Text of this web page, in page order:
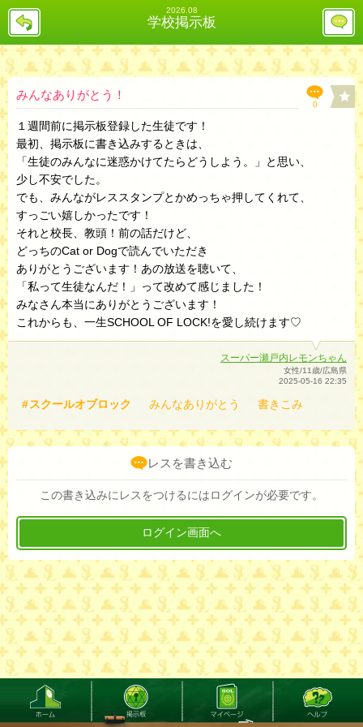
2026.08
学校掲示板
戻
レ
投
稿
欄
0
みんなありがとう！
１週間前に掲示板登録した生徒です！
最初、掲示板に書き込みするときは、
「生徒のみんなに迷惑かけてたらどうしよう。」と思い、
少し不安でした。
でも、みんながレススタンプとかめっちゃ押してくれて、
すっごい嬉しかったです！
それと校長、教頭！前の話だけど、
どっちのCat or Dogで読んでいただき
ありがとうございます！あの放送を聴いて、
「私って生徒なんだ！」って改めて感じました！
みなさん本当にありがとうございます！
これからも、一生SCHOOL OF LOCK!を愛し続けます♡
スーパー瀬戸内レモンちゃん
女性/11歳/広島県
2025-05-16 22:35
スクールオブロック みんなありがとう 書きこみ
レスを書き込む
この書き込みにレスをつけるにはログインが必要です。
ログイン画面へ